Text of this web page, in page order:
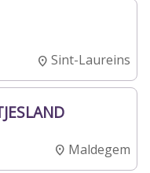
Sint-Laureins
Maldegem